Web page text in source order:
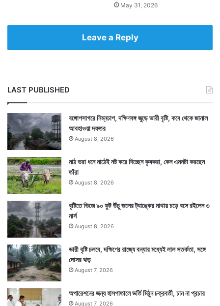
May 31, 2026
Leave a Reply
LAST PUBLISHED
বঙ্গোপসাগরে নিম্নচাপ, দক্ষিণবঙ্গ জুড়ে ভারী বৃষ্টি, কবে থেকে জানাল
আবহাওয়া দফতর
August 8, 2026
মাঠ ভরা ধনে মাঠেই নষ্ট করে দিচ্ছেন কৃষকরা, কেন এমনটা করছেন
তাঁরা
August 8, 2026
বৃষ্টিতে ভিজে ৯০ ফুট উঁচু জলের ট্যাঙ্কের মাথায় চড়ে বসে রইলেন ৩
নার্স
August 8, 2026
ভারী বৃষ্টি চলবে, দক্ষিণের রাজ্যে বন্যার মধ্যেই লাল সতর্কতা, সঙ্গে
দোসর ঝড়
August 7, 2026
অপারেশনের জন্য হাসপাতালে ভর্তি মিঠুন চক্রবর্তী, চান না প্রচার
August 7, 2026